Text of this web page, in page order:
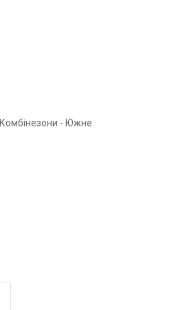
Комбінезони - Южне